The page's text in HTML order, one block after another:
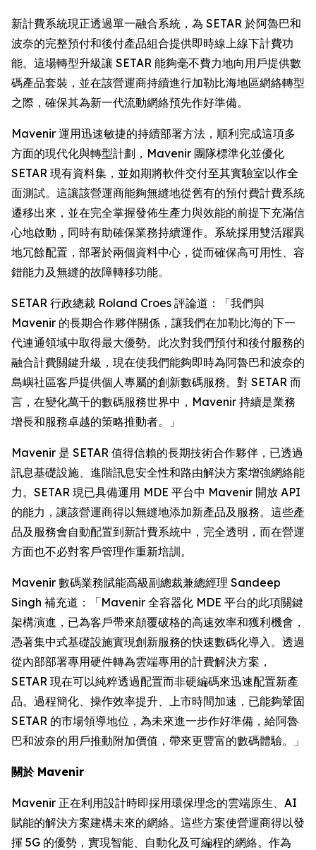
新計費系統現正透過單一融合系統，為 SETAR 於阿魯巴和
波奈的完整預付和後付產品組合提供即時線上線下計費功
能。這場轉型升級讓 SETAR 能夠毫不費力地向用戶提供數
碼產品套裝，並在該營運商持續進行加勒比海地區網絡轉型
之際，確保其為新一代流動網絡預先作好準備。
Mavenir 運用迅速敏捷的持續部署方法，順利完成這項多
方面的現代化與轉型計劃，Mavenir 團隊標準化並優化
SETAR 現有資料集，並如期將軟件交付至其實驗室以作全
面測試。這讓該營運商能夠無縫地從舊有的預付費計費系統
遷移出來，並在完全掌握發佈生產力與效能的前提下充滿信
心地啟動，同時有助確保業務持續運作。系統採用雙活躍異
地冗餘配置，部署於兩個資料中心，從而確保高可用性、容
錯能力及無縫的故障轉移功能。
SETAR 行政總裁 Roland Croes 評論道：「我們與
Mavenir 的長期合作夥伴關係，讓我們在加勒比海的下一
代連通領域中取得最大優勢。此次對我們預付和後付服務的
融合計費關鍵升級，現在使我們能夠即時為阿魯巴和波奈的
島嶼社區客戶提供個人專屬的創新數碼服務。對 SETAR 而
言，在變化萬千的數碼服務世界中，Mavenir 持續是業務
增長和服務卓越的策略推動者。」
Mavenir 是 SETAR 值得信賴的長期技術合作夥伴，已透過
訊息基礎設施、進階訊息安全性和路由解決方案增強網絡能
力。SETAR 現已具備運用 MDE 平台中 Mavenir 開放 API
的能力，讓該營運商得以無縫地添加新產品及服務。這些產
品及服務會自動配置到新計費系統中，完全透明，而在營運
方面也不必對客戶管理作重新培訓。
Mavenir 數碼業務賦能高級副總裁兼總經理 Sandeep
Singh 補充道：「Mavenir 全容器化 MDE 平台的此項關鍵
架構演進，已為客戶帶來顛覆破格的高速效率和獲利機會，
憑著集中式基礎設施實現創新服務的快速數碼化導入。透過
從內部部署專用硬件轉為雲端專用的計費解決方案，
SETAR 現在可以純粹透過配置而非硬編碼來迅速配置新產
品。過程簡化、操作效率提升、上市時間加速，已能夠鞏固
SETAR 的市場領導地位，為未來進一步作好準備，給阿魯
巴和波奈的用戶推動附加價值，帶來更豐富的數碼體驗。」
關於 Mavenir
Mavenir 正在利用設計時即採用環保理念的雲端原生、AI
賦能的解決方案建構未來的網絡。這些方案使營運商得以發
揮 5G 的優勢，實現智能、自動化及可編程的網絡。作為